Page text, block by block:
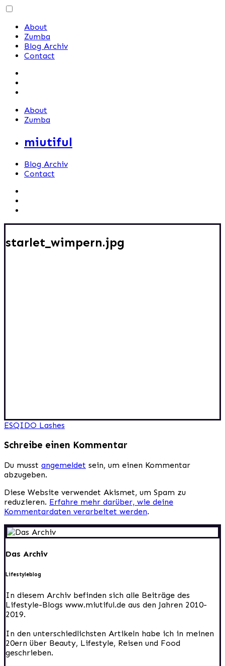
Skip
contentAbout
Zumba
Blog Archiv
Contact
About
Zumba
miutiful
Blog Archiv
Contact
starlet_wimpern.jpg
Beitragsnavigation
ESQIDO Lashes
Schreibe einen Kommentar
Du musst angemeldet sein, um einen Kommentar
abzugeben.
Diese Website verwendet Akismet, um Spam zu
reduzieren. Erfahre mehr darüber, wie deine
Kommentardaten verarbeitet werden.
Das Archiv
Lifestyleblog
In diesem Archiv befinden sich alle Beiträge des
Lifestyle-Blogs www.miutiful.de aus den Jahren 2010-
2019.
In den unterschiedlichsten Artikeln habe ich in meinen
20ern über Beauty, Lifestyle, Reisen und Food
geschrieben.